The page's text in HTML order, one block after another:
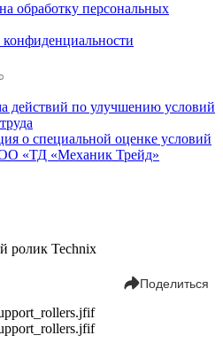
обработку персональных
действий по улучшению условий
о специальной оценке условий
«ТД «Механик Трейд»
ролик Technix
Поделиться